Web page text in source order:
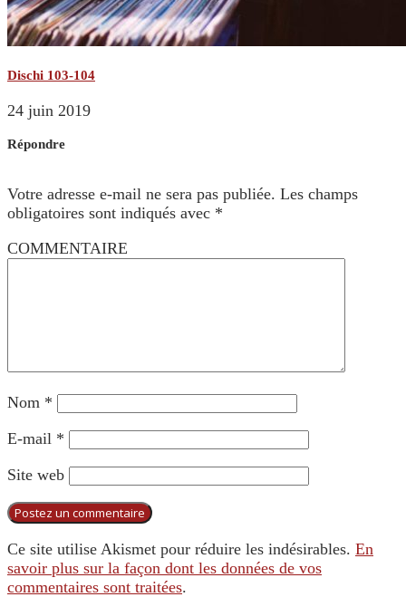
Dischi 103-104
24 juin 2019
Répondre
Votre adresse e-mail ne sera pas publiée. Les champs
obligatoires sont indiqués avec *
COMMENTAIRE
Nom *
E-mail *
Site web
Ce site utilise Akismet pour réduire les indésirables. En
savoir plus sur la façon dont les données de vos
commentaires sont traitées.